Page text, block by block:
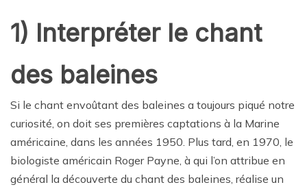
1) Interpréter le chant
des baleines
Si le chant envoûtant des baleines a toujours piqué notre
curiosité, on doit ses premières captations à la Marine
américaine, dans les années 1950. Plus tard, en 1970, le
biologiste américain Roger Payne, à qui l’on attribue en
général la découverte du chant des baleines, réalise un